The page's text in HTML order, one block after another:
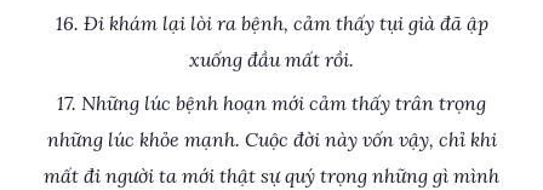
16. Đi khám lại lòi ra bệnh, cảm thấy tụi già đã ập
xuống đầu mất rồi.
17. Những lúc bệnh hoạn mới cảm thấy trân trọng
những lúc khỏe mạnh. Cuộc đời này vốn vậy, chỉ khi
mất đi người ta mới thật sự quý trọng những gì mình